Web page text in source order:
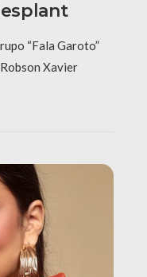
“Fala Garoto”
Xavier